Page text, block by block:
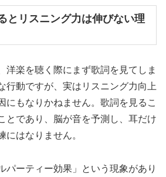
とリスニング力は伸びない理
洋楽を聴く際にまず歌詞を見てしま
行動ですが、実はリスニング力向上
にもなりかねません。歌詞を見るこ
とであり、脳が音を予測し、耳だけ
にはなりません。
パーティー効果」という現象があり